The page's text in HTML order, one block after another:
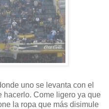
uno se levanta con el
hacerlo. Come ligero ya que
la ropa que más disimule